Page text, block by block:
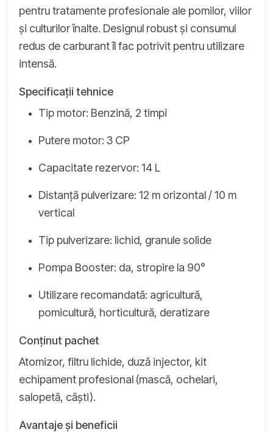
pentru tratamente profesionale ale pomilor, viilor
și culturilor înalte. Designul robust și consumul
redus de carburant îl fac potrivit pentru utilizare
intensă.
Specificații tehnice
Tip motor: Benzină, 2 timpi
Putere motor: 3 CP
Capacitate rezervor: 14 L
Distanță pulverizare: 12 m orizontal / 10 m
vertical
Tip pulverizare: lichid, granule solide
Pompa Booster: da, stropire la 90°
Utilizare recomandată: agricultură,
pomicultură, horticultură, deratizare
Conținut pachet
Atomizor, filtru lichide, duză injector, kit
echipament profesional (mască, ochelari,
salopetă, căști).
Avantaje și beneficii